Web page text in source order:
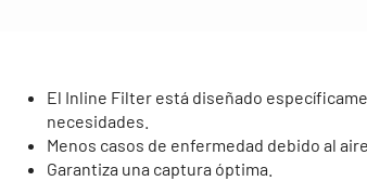
El Inline Filter está diseñado
necesidades.
Menos casos de enfermedad debido al
Garantiza una captura óptima.